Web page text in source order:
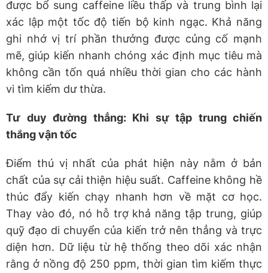
được bổ sung caffeine liều thấp và trung bình lại
xác lập một tốc độ tiến bộ kinh ngạc. Khả năng
ghi nhớ vị trí phần thưởng được củng cố mạnh
mẽ, giúp kiến nhanh chóng xác định mục tiêu mà
không cần tốn quá nhiều thời gian cho các hành
vi tìm kiếm dư thừa.
Tư duy đường thẳng: Khi sự tập trung chiến
thắng vận tốc
Điểm thú vị nhất của phát hiện này nằm ở bản
chất của sự cải thiện hiệu suất. Caffeine không hề
thúc đẩy kiến chạy nhanh hơn về mặt cơ học.
Thay vào đó, nó hỗ trợ khả năng tập trung, giúp
quỹ đạo di chuyển của kiến trở nên thẳng và trực
diện hơn. Dữ liệu từ hệ thống theo dõi xác nhận
rằng ở nồng độ 250 ppm, thời gian tìm kiếm thực